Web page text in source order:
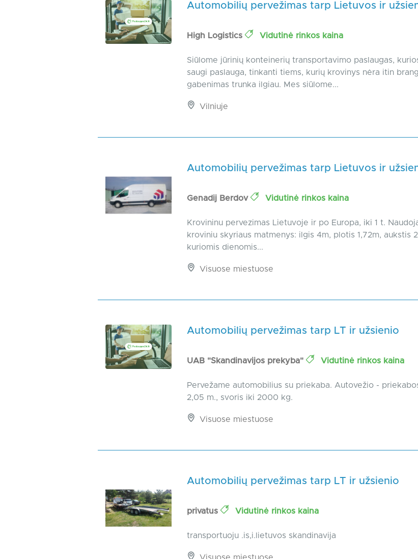
Automobilių pervežimas tarp Lietuvos ir
High Logistics Vidutinė rinkos kaina
Siūlome jūrinių konteinerių transportavimo paslaugas,
saugi paslauga, tinkanti tiems, kurių krovinys nėra itin
gabenimas trunka ilgiau. Mes siūlome...
Vilniuje
Automobilių pervežimas tarp Lietuvos ir
Genadij Berdov Vidutinė rinkos kaina
Krovininu pervezimas Lietuvoje ir po Europa, iki 1 t.
kroviniu skyriaus matmenys: ilgis 4m, plotis 1,72m, aukstis
kuriomis dienomis...
Visuose miestuose
Automobilių pervežimas tarp LT ir užsienio
UAB "Skandinavijos prekyba" Vidutinė rinkos kaina
Pervežame automobilius su priekaba. Autovežio -
2,05 m., svoris iki 2000 kg.
Visuose miestuose
Automobilių pervežimas tarp LT ir užsienio
privatus Vidutinė rinkos kaina
transportuoju .is,i.lietuvos skandinavija